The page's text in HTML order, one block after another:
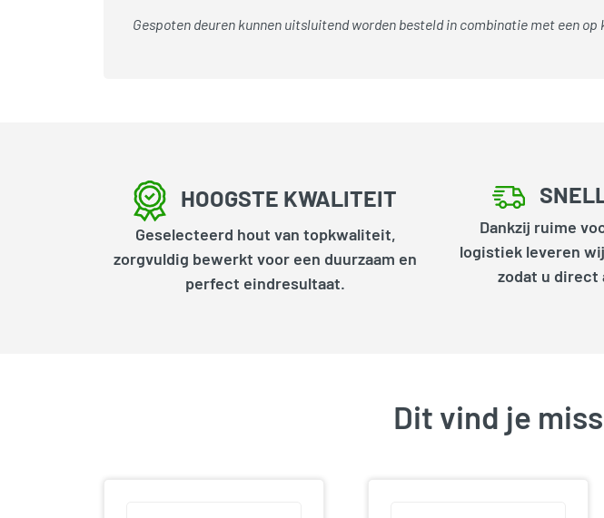
Gespoten deuren kunnen uitsluitend worden besteld in combinatie met een
HOOGSTE KWALITEIT
Geselecteerd hout van topkwaliteit,
zorgvuldig bewerkt voor een duurzaam en
perfect eindresultaat.
Dankzij ruime
logistiek leveren
zodat u direct
Dit vind je